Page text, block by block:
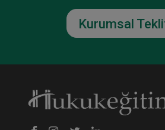
Kurumsal Teklif